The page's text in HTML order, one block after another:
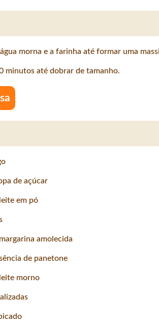
morna e a farinha até formar uma
minutos até dobrar de tamanho.
de açúcar
em pó
amolecida
de panetone
morno